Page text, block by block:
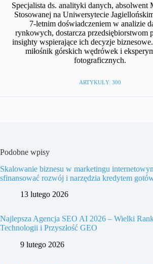
Specjalista ds. analityki danych, absolwent
Stosowanej na Uniwersytecie
7-letnim doświadczeniem w analizie
rynkowych, dostarcza przedsiębiorstwom
insighty wspierające ich decyzje
miłośnik górskich wędrówek i
fotograficznych.
ARTYKUŁY: 300
Podobne wpisy
Skalowanie biznesu w marketingu
sfinansować rozwój i narzędzia kredytem
13 lutego 2026
Najlepsza Agencja SEO AI 2026 – Wielki
Technologii i Przyszłość GEO
9 lutego 2026